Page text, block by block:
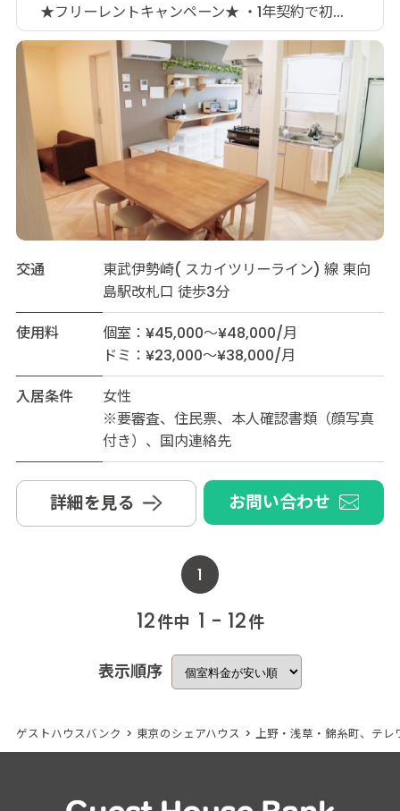
★フリーレントキャンペーン★ ・1年契約で初...
交通
東武伊勢崎( スカイツリーライン) 線 東向
島駅改札口 徒歩3分
使用料
個室：¥45,000～¥48,000/月
ドミ：¥23,000～¥38,000/月
入居条件
女性
※要審査、住民票、本人確認書類（顔写真
付き）、国内連絡先
詳細を見る お問い合わせ
1
12件中 1 - 12件
表示順序
ゲストハウスバンク > 東京のシェアハウス > 上野・浅草・錦糸町、テレ